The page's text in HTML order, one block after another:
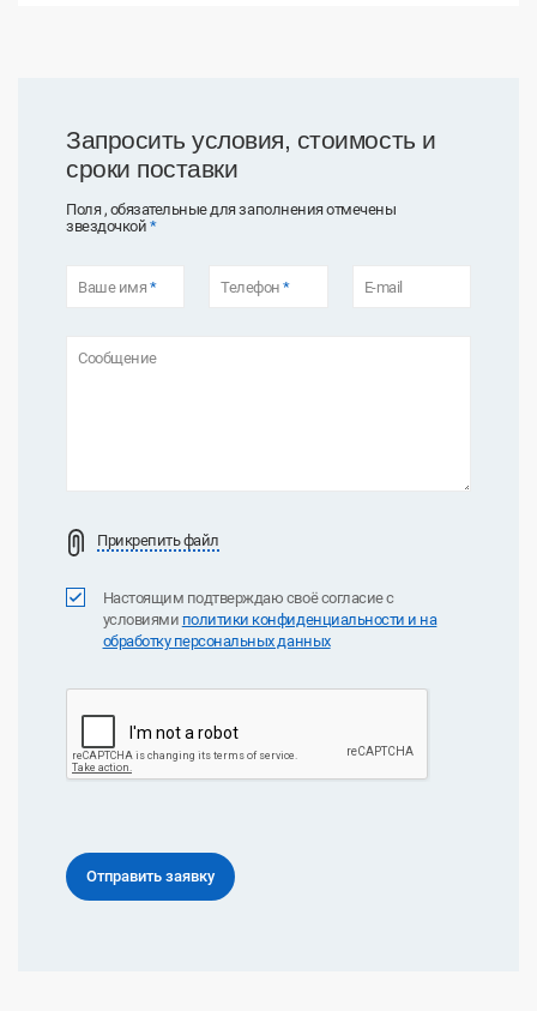
Запросить условия, стоимость и
сроки поставки
Поля , обязательные для заполнения отмечены
звездочкой *
Ваше имя * Телефон* E-mail
Сообщение
Прикрепить файл
Настоящим подтверждаю своё согласие с
условиями политики конфиденциальноcти и на
обработку персональных данных